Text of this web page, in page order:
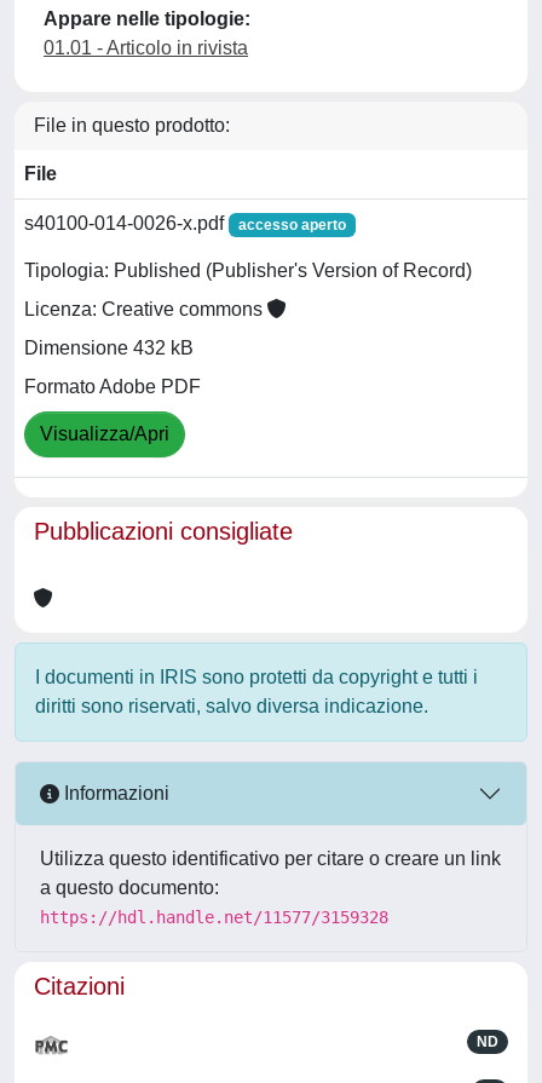
Appare nelle tipologie:
01.01 - Articolo in rivista
File in questo prodotto:
File
s40100-014-0026-x.pdf accesso aperto
Tipologia: Published (Publisher's Version of Record)
Licenza: Creative commons
Dimensione 432 kB
Formato Adobe PDF
Visualizza/Apri
Pubblicazioni consigliate
I documenti in IRIS sono protetti da copyright e tutti i
diritti sono riservati, salvo diversa indicazione.
Informazioni
Utilizza questo identificativo per citare o creare un link
a questo documento:
https://hdl.handle.net/11577/3159328
Citazioni
ND